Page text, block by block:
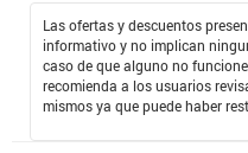
Las ofertas y descuentos
informativo y no implican
caso de que alguno no
recomienda a los usuarios
mismos ya que puede haber